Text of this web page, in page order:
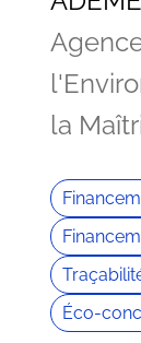
la
Éco-